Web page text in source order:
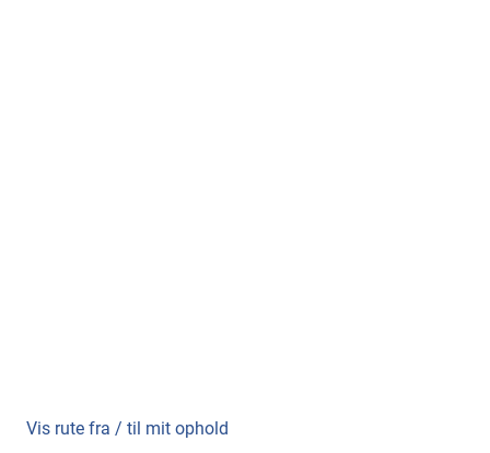
Vis rute fra / til mit ophold